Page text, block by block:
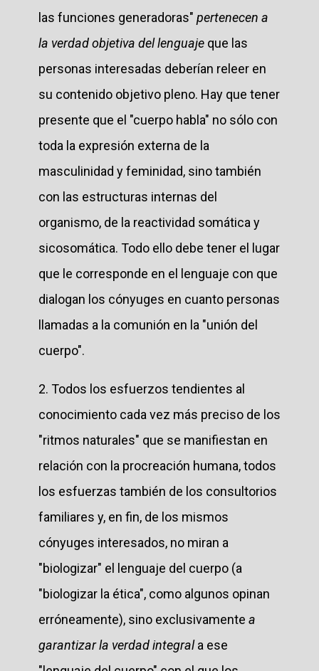
las funciones generadoras" pertenecen a
la verdad objetiva del lenguaje que las
personas interesadas deberían releer en
su contenido objetivo pleno. Hay que tener
presente que el "cuerpo habla" no sólo con
toda la expresión externa de la
masculinidad y feminidad, sino también
con las estructuras internas del
organismo, de la reactividad somática y
sicosomática. Todo ello debe tener el lugar
que le corresponde en el lenguaje con que
dialogan los cónyuges en cuanto personas
llamadas a la comunión en la "unión del
cuerpo".
2. Todos los esfuerzos tendientes al
conocimiento cada vez más preciso de los
"ritmos naturales" que se manifiestan en
relación con la procreación humana, todos
los esfuerzas también de los consultorios
familiares y, en fin, de los mismos
cónyuges interesados, no miran a
"biologizar" el lenguaje del cuerpo (a
"biologizar la ética", como algunos opinan
erróneamente), sino exclusivamente a
garantizar la verdad integrala ese